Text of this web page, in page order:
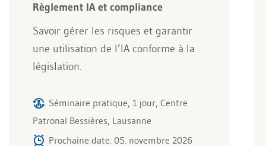
Règlement IA et compliance
Savoir gérer les risques et garantir
une utilisation de l’IA conforme à la
législation.
Séminaire pratique, 1 jour, Centre
Patronal Bessières, Lausanne
Prochaine date: 05. novembre 2026